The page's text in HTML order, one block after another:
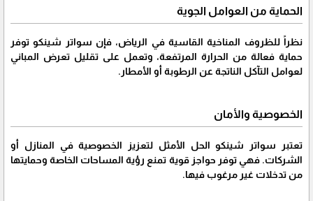
الحماية من العوامل الجوية
نظراً للظروف المناخية القاسية في الرياض، فإن سواتر شينكو توفر
حماية فعالة من الحرارة المرتفعة، وتعمل على تقليل تعرض المباني
لعوامل التآكل الناتجة عن الرطوبة أو الأمطار.
الخصوصية والأمان
تعتبر سواتر شينكو الحل الأمثل لتعزيز الخصوصية في المنازل أو
الشركات. فهي توفر حواجز قوية تمنع رؤية المساحات الخاصة وحمايتها
من تدخلات غير مرغوب فيها.